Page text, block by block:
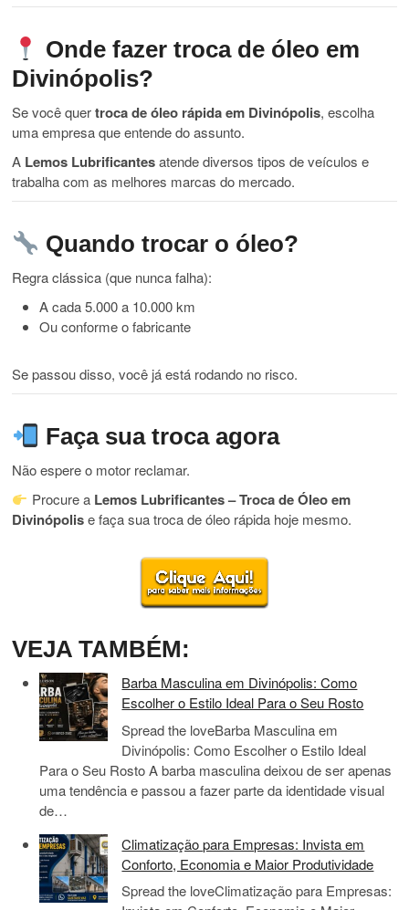
Onde fazer troca de óleo em
Divinópolis?
Se você quertroca de óleo rápida em Divinópolis, escolha
uma empresa que entende do assunto.
A Lemos Lubrificantesatende diversos tipos de veículos e
trabalha com as melhores marcas do mercado.
Quando trocar o óleo?
Regra clássica (que nunca falha):
A cada 5.000 a 10.000 km
Ou conforme o fabricante
Se passou disso, você já está rodando no risco.
Faça sua troca agora
Não espere o motor reclamar.
Procure a Lemos Lubrificantes – Troca de Óleo em
Divinópolise faça sua troca de óleo rápida hoje mesmo.
VEJA TAMBÉM:
Barba Masculina em Divinópolis: Como
Escolher o Estilo Ideal Para o Seu Rosto
Spread the loveBarba Masculina em
Divinópolis: Como Escolher o Estilo Ideal
Para o Seu Rosto A barba masculina deixou de ser apenas
uma tendência e passou a fazer parte da identidade visual
de…
Climatização para Empresas: Invista em
Conforto, Economia e Maior Produtividade
Spread the loveClimatização para Empresas: